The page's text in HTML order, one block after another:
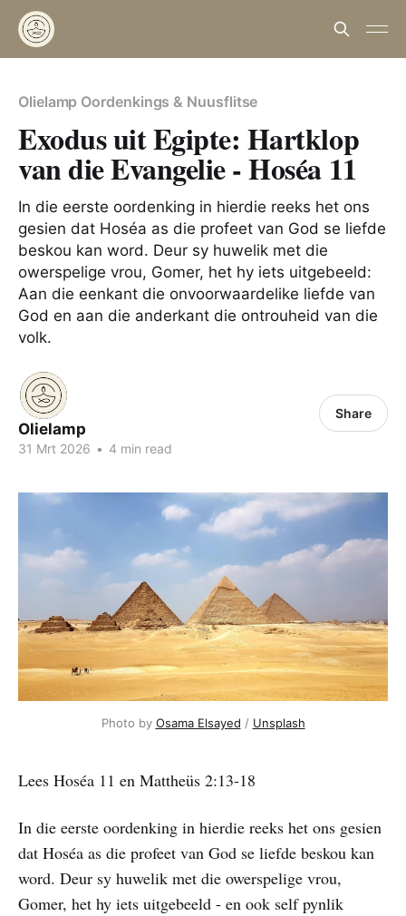
Olielamp Oordenkings & Nuusflitse
Exodus uit Egipte: Hartklop
van die Evangelie - Hoséa 11
In die eerste oordenking in hierdie reeks het ons
gesien dat Hoséa as die profeet van God se liefde
beskou kan word. Deur sy huwelik met die
owerspelige vrou, Gomer, het hy iets uitgebeeld:
Aan die eenkant die onvoorwaardelike liefde van
God en aan die anderkant die ontrouheid van die
volk.
Olielamp
31 Mrt 2026 • 4 min read
Share
Photo by Osama Elsayed / Unsplash
Lees Hoséa 11 en Mattheüs 2:13-18
In die eerste oordenking in hierdie reeks het ons gesien
dat Hoséa as die profeet van God se liefde beskou kan
word. Deur sy huwelik met die owerspelige vrou,
Gomer, het hy iets uitgebeeld - en ook self pynlik